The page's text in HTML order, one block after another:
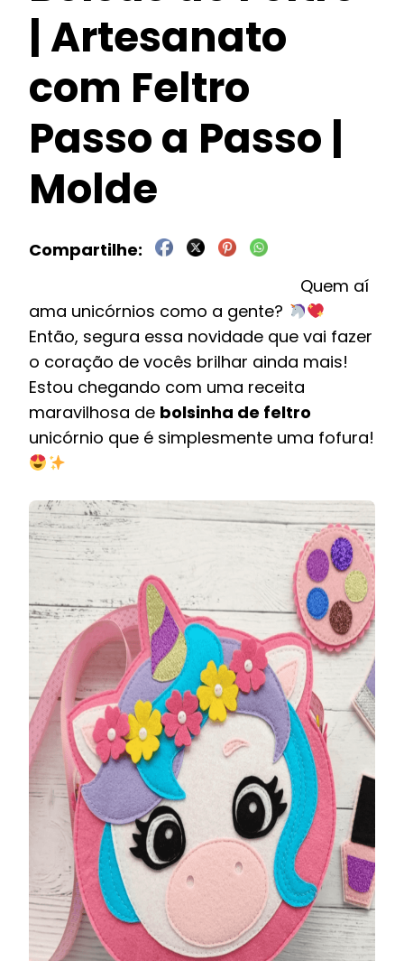
| Artesanato
com Feltro
Passo a Passo |
Molde
Quem aí
ama unicórnios como a gente?
Então, segura essa novidade que vai fazer
o coração de vocês brilhar ainda mais!
Estou chegando com uma receita
maravilhosa de bolsinha de feltro
unicórnio que é simplesmente uma fofura!